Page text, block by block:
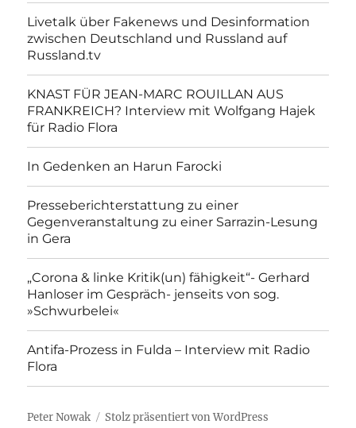
Livetalk über Fakenews und Desinformation
zwischen Deutschland und Russland auf
Russland.tv
KNAST FÜR JEAN-MARC ROUILLAN AUS
FRANKREICH? Interview mit Wolfgang Hajek
für Radio Flora
In Gedenken an Harun Farocki
Presseberichterstattung zu einer
Gegenveranstaltung zu einer Sarrazin-Lesung
in Gera
„Corona & linke Kritik(un) fähigkeit“- Gerhard
Hanloser im Gespräch- jenseits von sog.
»Schwurbelei«
Antifa-Prozess in Fulda – Interview mit Radio
Flora
Peter Nowak Stolz präsentiert von WordPress